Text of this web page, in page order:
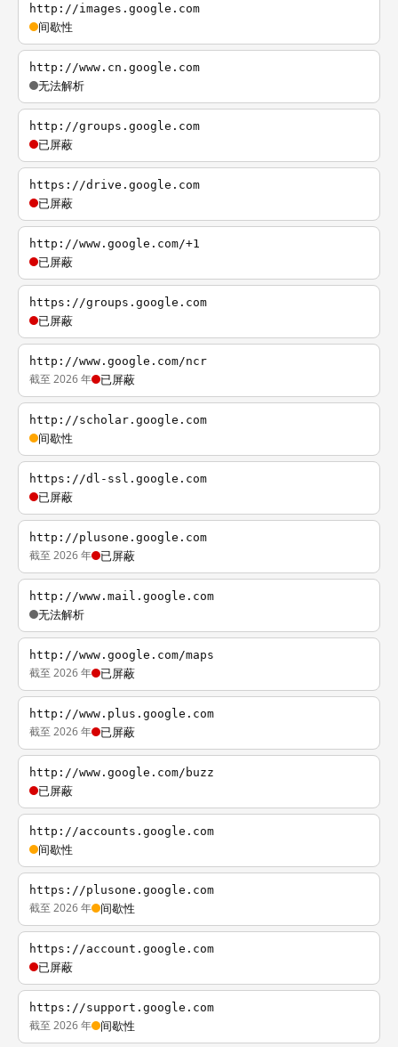
http://images.google.com
间歇性
http://www.cn.google.com
无法解析
http://groups.google.com
已屏蔽
https://drive.google.com
已屏蔽
http://www.google.com/+1
已屏蔽
https://groups.google.com
已屏蔽
http://www.google.com/ncr
截至 2026 年 已屏蔽
http://scholar.google.com
间歇性
https://dl-ssl.google.com
已屏蔽
http://plusone.google.com
截至 2026 年 已屏蔽
http://www.mail.google.com
无法解析
http://www.google.com/maps
截至 2026 年 已屏蔽
http://www.plus.google.com
截至 2026 年 已屏蔽
http://www.google.com/buzz
已屏蔽
http://accounts.google.com
间歇性
https://plusone.google.com
截至 2026 年 间歇性
https://account.google.com
已屏蔽
https://support.google.com
截至 2026 年 间歇性